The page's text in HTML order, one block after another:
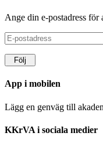
Ange din e-postadress för
E-
postadress
Följ
App i mobilen
Lägg en genväg till
KKrVA i sociala medier